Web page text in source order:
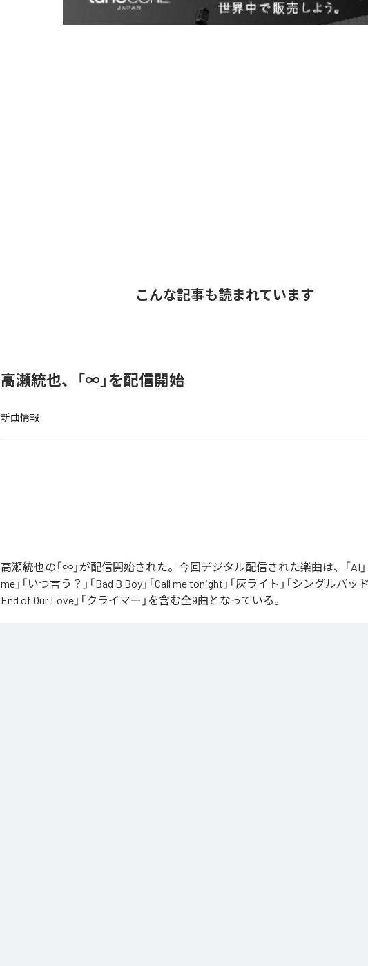
こんな記事も読まれています
高瀬統也、「∞」を配信開始
新曲情報
高瀬統也の「∞」が配信開始された。今回デジタル配信された楽曲は、「AI」
me」「いつ言う？」「Bad B Boy」「Call me tonight」「灰ライト」「シングルバッ
End of Our Love」「クライマー」を含む全9曲となっている。